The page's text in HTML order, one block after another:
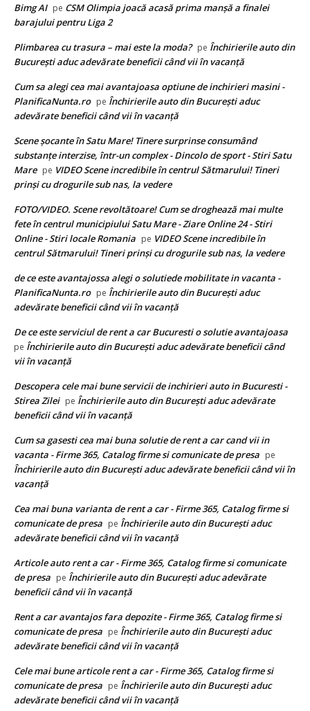
Bimg AI pe CSM Olimpia joacă acasă prima manșă a finalei
barajului pentru Liga 2
Plimbarea cu trasura – mai este la moda? pe Închirierile auto din
București aduc adevărate beneficii când vii în vacanță
Cum sa alegi cea mai avantajoasa optiune de inchirieri masini -
PlanificaNunta.ro pe Închirierile auto din București aduc
adevărate beneficii când vii în vacanță
Scene șocante în Satu Mare! Tinere surprinse consumând
substanțe interzise, într-un complex - Dincolo de sport - Stiri Satu
Mare pe VIDEO Scene incredibile în centrul Sătmarului! Tineri
prinși cu drogurile sub nas, la vedere
FOTO/VIDEO. Scene revoltătoare! Cum se droghează mai multe
fete în centrul municipiului Satu Mare - Ziare Online 24 - Stiri
Online - Stiri locale Romania pe VIDEO Scene incredibile în
centrul Sătmarului! Tineri prinși cu drogurile sub nas, la vedere
de ce este avantajossa alegi o solutiede mobilitate in vacanta -
PlanificaNunta.ro pe Închirierile auto din București aduc
adevărate beneficii când vii în vacanță
De ce este serviciul de rent a car Bucuresti o solutie avantajoasa
pe Închirierile auto din București aduc adevărate beneficii când
vii în vacanță
Descopera cele mai bune servicii de inchirieri auto in Bucuresti -
Stirea Zilei pe Închirierile auto din București aduc adevărate
beneficii când vii în vacanță
Cum sa gasesti cea mai buna solutie de rent a car cand vii in
vacanta - Firme 365, Catalog firme si comunicate de presa pe
Închirierile auto din București aduc adevărate beneficii când vii în
vacanță
Cea mai buna varianta de rent a car - Firme 365, Catalog firme si
comunicate de presa pe Închirierile auto din București aduc
adevărate beneficii când vii în vacanță
Articole auto rent a car - Firme 365, Catalog firme si comunicate
de presa pe Închirierile auto din București aduc adevărate
beneficii când vii în vacanță
Rent a car avantajos fara depozite - Firme 365, Catalog firme si
comunicate de presa pe Închirierile auto din București aduc
adevărate beneficii când vii în vacanță
Cele mai bune articole rent a car - Firme 365, Catalog firme si
comunicate de presa pe Închirierile auto din București aduc
adevărate beneficii când vii în vacanță